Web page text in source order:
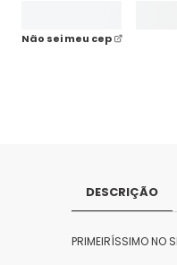
Não sei meu cep
DESCRIÇÃO
PRIMEIRÍSSIMO NO